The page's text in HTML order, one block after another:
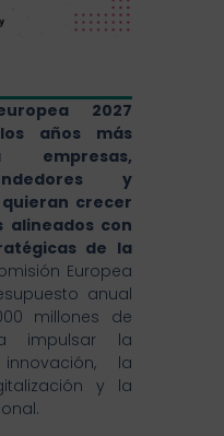
2027
años más
empresas,
y
crecer
alineados con
de la
Europea
anual
millones de
impulsar la
la
y la